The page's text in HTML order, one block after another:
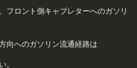
フロント側キャブレターへのガソリ
向へのガソリン流通経路は
。